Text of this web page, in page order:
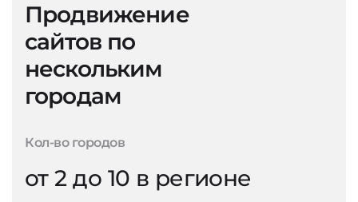
Продвижение
сайтов по
нескольким
городам
Кол-во городов
от 2 до 10 в регионе